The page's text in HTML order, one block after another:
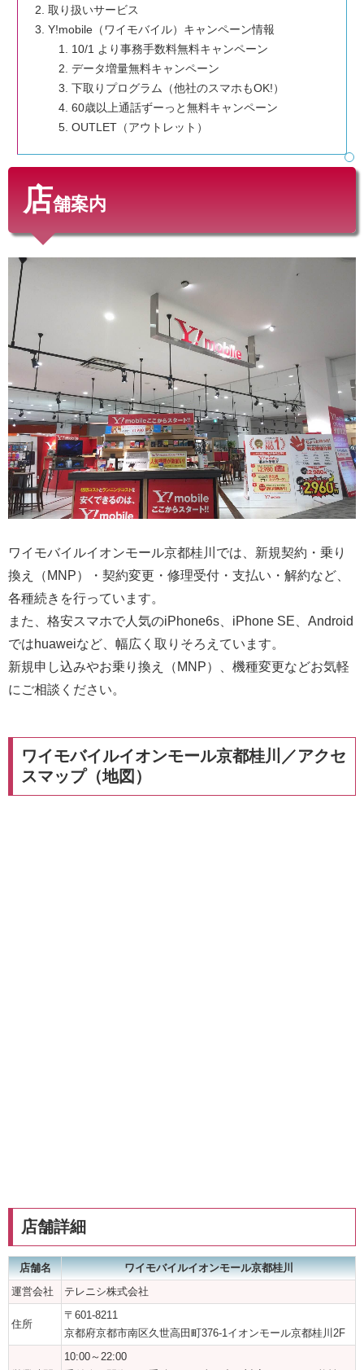
取り扱いサービス
Y!mobile（ワイモバイル）キャンペーン情報
10/1 より事務手数料無料キャンペーン
データ増量無料キャンペーン
下取りプログラム（他社のスマホもOK!）
60歳以上通話ずーっと無料キャンペーン
OUTLET（アウトレット）
店舗案内
ワイモバイルイオンモール京都桂川では、新規契約・乗り
換え（MNP）・契約変更・修理受付・支払い・解約など、
各種続きを行っています。
また、格安スマホで人気のiPhone6s、iPhone SE、Android
ではhuaweiなど、幅広く取りそろえています。
新規申し込みやお乗り換え（MNP）、機種変更などお気軽
にご相談ください。
ワイモバイルイオンモール京都桂川／アクセ
スマップ（地図）
店舗詳細
店舗名
ワイモバイルイオンモール京都桂川
運営会社
テレニシ株式会社
住所
〒601-8211
京都府京都市南区久世高田町376‐1イオンモール京都桂川2F
10:00～22:00